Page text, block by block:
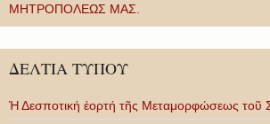
ΜΗΤΡΟΠΟΛΕΩΣ ΜΑΣ.
ΔΕΛΤΙΑ ΤΥΠΟΥ
Ἡ Δεσποτική ἑορτή τῆς Μεταμορφώσεως τοῦ